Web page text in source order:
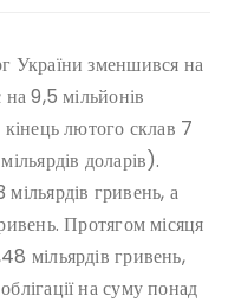
України зменшився на
9,5 мільйонів
лютого склав 7
доларів).
гривень, а
Протягом місяця
мільярдів гривень,
на суму понад